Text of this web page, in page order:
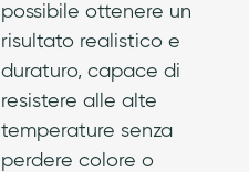
possibile ottenere un
risultato realistico e
duraturo, capace di
resistere alle alte
temperature senza
perdere colore o